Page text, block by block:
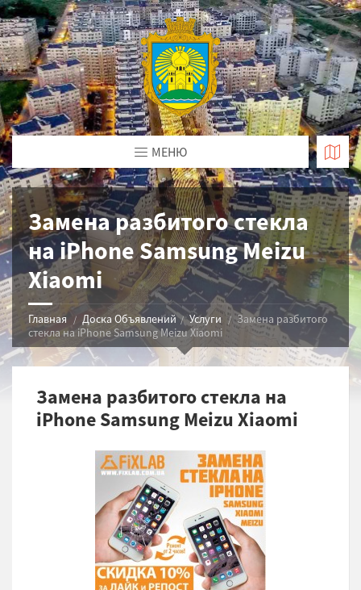
МЕНЮ
Замена разбитого стекла
на iPhone Samsung Meizu
Xiaomi
Главная Доска Объявлений Услуги
Замена разбитого
стекла на iPhone Samsung Meizu Xiaomi
Замена разбитого стекла на
iPhone Samsung Meizu Xiaomi